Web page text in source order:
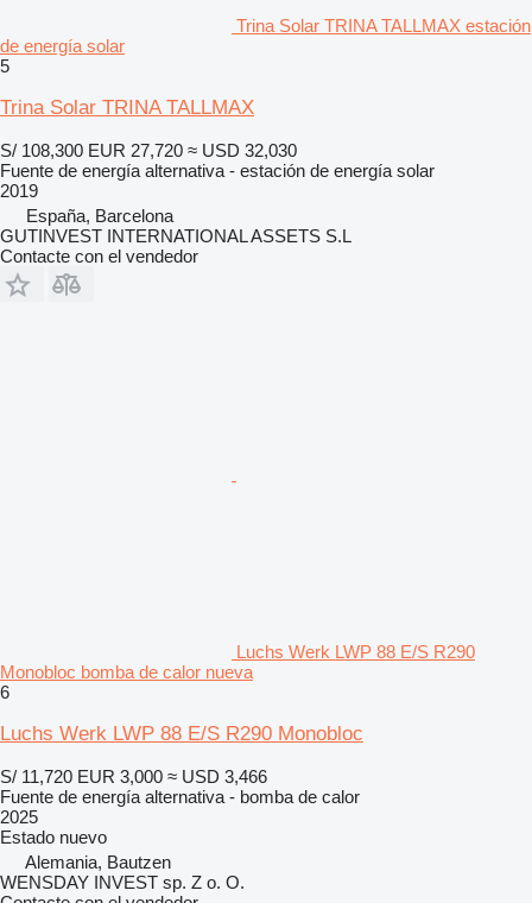
Trina Solar TRINA TALLMAX estación
de energía solar
5
Trina Solar TRINA TALLMAX
S/ 108,300 EUR 27,720 ≈ USD 32,030
Fuente de energía alternativa - estación de energía solar
2019
España, Barcelona
GUTINVEST INTERNATIONAL ASSETS S.L
Contacte con el vendedor
Luchs Werk LWP 88 E/S R290
Monobloc bomba de calor nueva
6
Luchs Werk LWP 88 E/S R290 Monobloc
S/ 11,720 EUR 3,000 ≈ USD 3,466
Fuente de energía alternativa - bomba de calor
2025
Estado nuevo
Alemania, Bautzen
WENSDAY INVEST sp. Z o. O.